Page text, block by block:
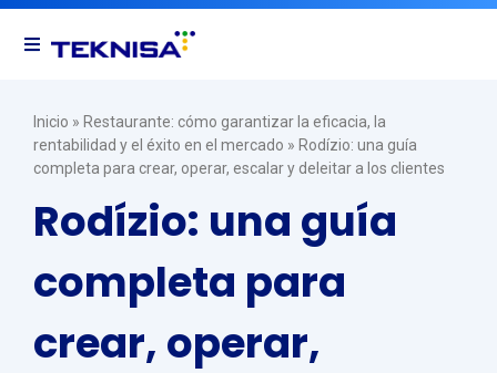
Alternar
Recursos
Inicio » Restaurante: cómo garantizar la eficacia, la
rentabilidad y el éxito en el mercado » Rodízio: una guía
completa para crear, operar, escalar y deleitar a los clientes
Rodízio: una guía
completa para
crear, operar,